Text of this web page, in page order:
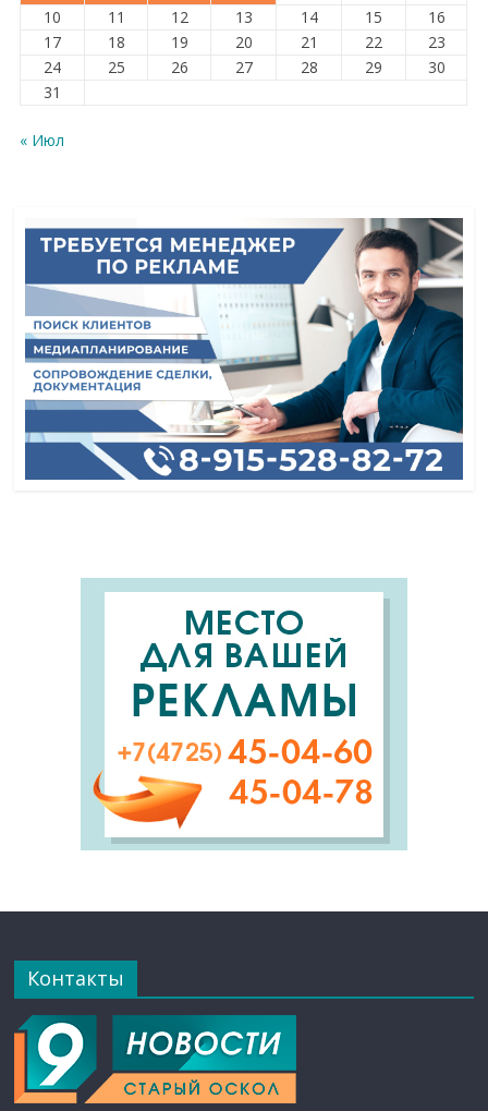
10
11 12 13 14 15
16
17
18 19 20 21 22
23
24
25 26 27 28 29
30
31
« Июл
Контакты